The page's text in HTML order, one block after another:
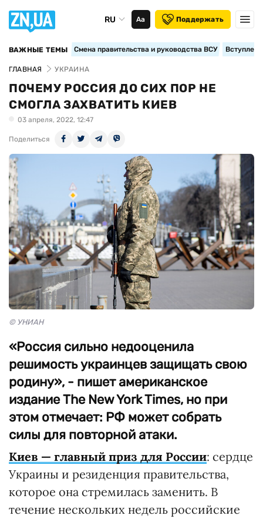
RU Аа Поддержать
ВАЖНЫЕ ТЕМЫ Смена правительства и руководства ВСУ
ГЛАВНАЯ УКРАИНА
ПОЧЕМУ РОССИЯ ДО СИХ ПОР НЕ
СМОГЛА ЗАХВАТИТЬ КИЕВ
03 апреля, 2022, 12:47
Поделиться
© УНИАН
«Россия сильно недооценила
решимость украинцев защищать свою
родину», - пишет американское
издание The New York Times, но при
этом отмечает: РФ может собрать
силы для повторной атаки.
Киев — главный приз для России: сердце
Украины и резиденция правительства,
которое она стремилась заменить. В
течение нескольких недель российские